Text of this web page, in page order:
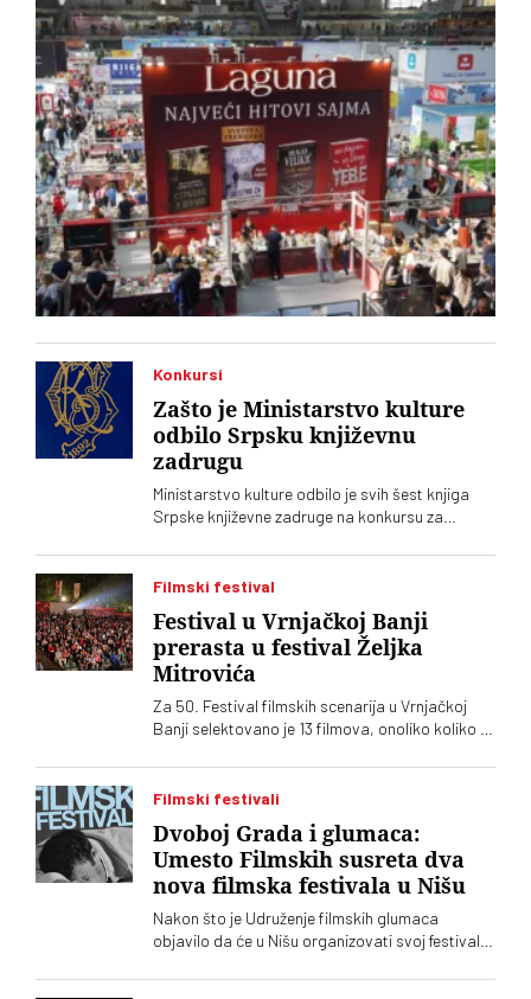
Konkursi
Zašto je Ministarstvo kulture
odbilo Srpsku književnu
zadrugu
Ministarstvo kulture odbilo je svih šest knjiga
Srpske književne zadruge na konkursu za
Podsetimo da je predsednik SKZ profesor Milo
Lompar
Filmski festival
Festival u Vrnjačkoj Banji
prerasta u festival Željka
Mitrovića
Za 50. Festival filmskih scenarija u Vrnjačkoj
Banji selektovano je 13 filmova, onoliko koliko ih
dominiraju filmovi Željka Mitrovića
Filmski festivali
Dvoboj Grada i glumaca:
Umesto Filmskih susreta dva
nova filmska festivala u Nišu
Nakon što je Udruženje filmskih glumaca
objavilo da će u Nišu organizovati svoj festival,
Izgleda da će oba biti u istom terminu